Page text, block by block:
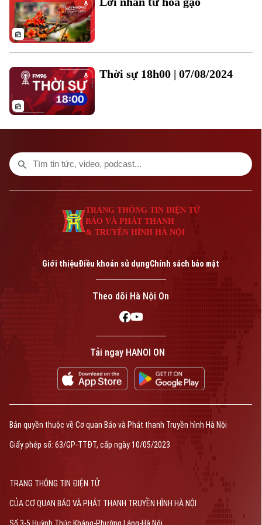
Theo dõi Hà Nội On
Âm nhạc
0865.116.699 (hotline)
Tòa soạn
0865.116.699
Bản quyền thuộc về Cơ quan Báo và Phát thanh Truyền hình Hà Nội Giấy
phép số: Số 63/GP-TTDT, cấp ngày 10/05/2023
TRANG THÔNG TIN ĐIỆN TỬ
Giám đốc: VŨ MINH TUẤN
Thời sự 18h00 | 07/08/2024
TRANG THÔNG TIN ĐIỆN TỬ
BÁO VÀ PHÁT THANH
& TRUYỀN HÌNH HÀ NỘI
Giới thiệuĐiều khoản sử dụngChính sách bảo mật
Theo dõi Hà Nội On
Tải ngay HANOI ON
Bản quyền thuộc về Cơ quan Báo và Phát thanh Truyền hình Hà Nội
Giấy phép số: 63/GP-TTĐT, cấp ngày 10/05/2023
TRANG THÔNG TIN ĐIỆN TỬ
CỦA CƠ QUAN BÁO VÀ PHÁT THANH TRUYỀN HÌNH HÀ NỘI
Số 3-5 Huỳnh Thúc Kháng-Phường Láng-Hà Nội